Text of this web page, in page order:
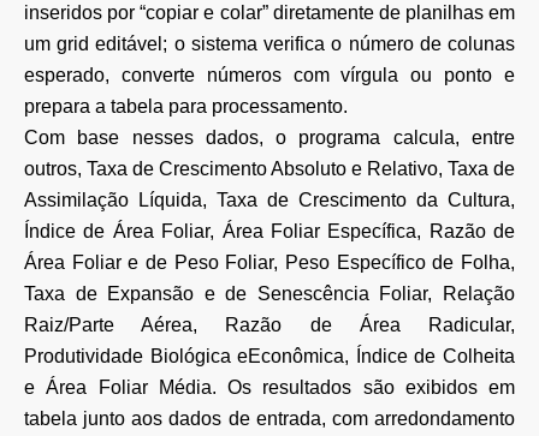
inseridos por “copiar e colar” diretamente de planilhas em
um grid editável; o sistema verifica o número de colunas
esperado, converte números com vírgula ou ponto e
prepara a tabela para processamento.
Com base nesses dados, o programa calcula, entre
outros, Taxa de Crescimento Absoluto e Relativo, Taxa de
Assimilação Líquida, Taxa de Crescimento da Cultura,
Índice de Área Foliar, Área Foliar Específica, Razão de
Área Foliar e de Peso Foliar, Peso Específico de Folha,
Taxa de Expansão e de Senescência Foliar, Relação
Raiz/Parte Aérea, Razão de Área Radicular,
Produtividade Biológica eEconômica, Índice de Colheita
e Área Foliar Média. Os resultados são exibidos em
tabela junto aos dados de entrada, com arredondamento